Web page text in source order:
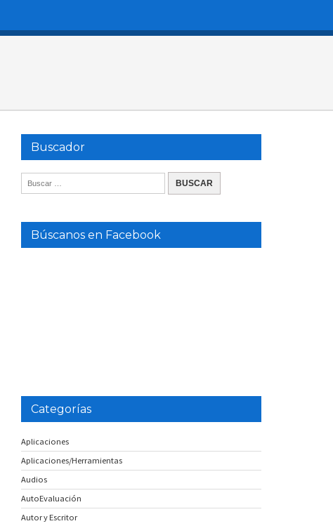
Buscador
Búscanos en Facebook
Categorías
Aplicaciones
Aplicaciones/Herramientas
Audios
AutoEvaluación
Autor y Escritor